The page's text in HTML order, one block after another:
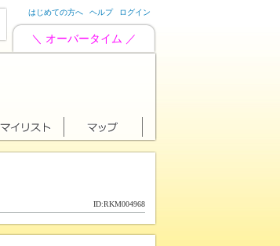
はじめての方へ ヘルプ ログイン
＼ オーバータイム ／
ID:RKM004968